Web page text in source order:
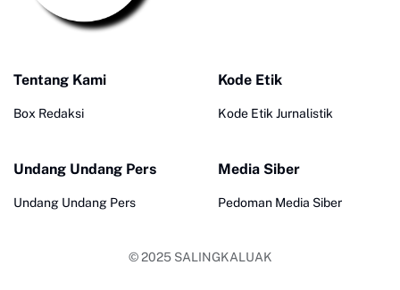
Tentang Kami
Box Redaksi
Kode Etik
Kode Etik Jurnalistik
Undang Undang Pers
Undang Undang Pers
Media Siber
Pedoman Media Siber
© 2025 SALINGKALUAK